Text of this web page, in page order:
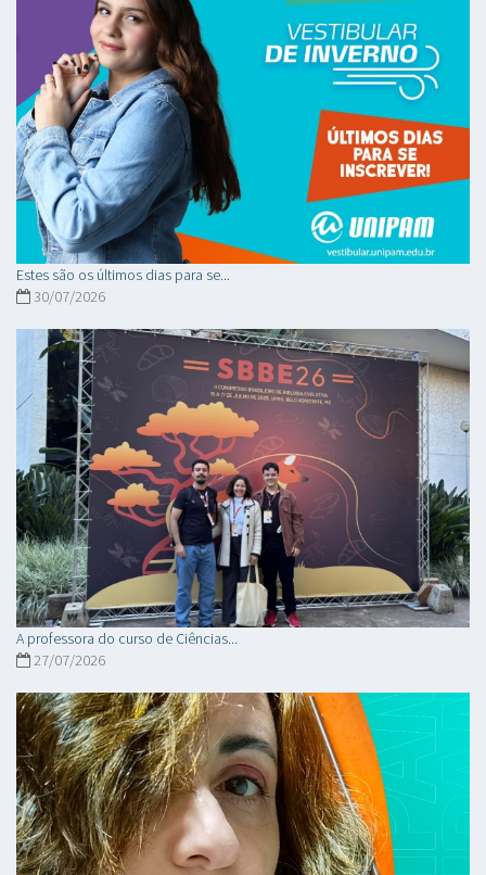
Estes são os últimos dias para se...
30/07/2026
A professora do curso de Ciências...
27/07/2026